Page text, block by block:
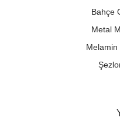
Bahçe
Metal